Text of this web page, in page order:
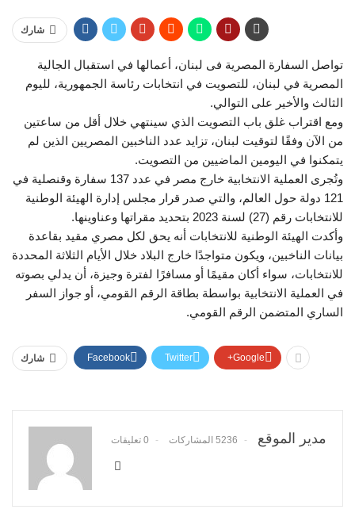
شارك
تواصل السفارة المصرية فى لبنان، أعمالها في استقبال الجالية
المصرية في لبنان، للتصويت في انتخابات رئاسة الجمهورية، لليوم
الثالث والأخير على التوالي.
ومع اقتراب غلق باب التصويت الذي سينتهي خلال أقل من ساعتين
من الآن وفقًا لتوقيت لبنان، تزايد عدد الناخبين المصريين الذين لم
يتمكنوا في اليومين الماضيين من التصويت.
وتُجرى العملية الانتخابية خارج مصر في عدد 137 سفارة وقنصلية في
121 دولة حول العالم، والتي صدر قرار مجلس إدارة الهيئة الوطنية
للانتخابات رقم (27) لسنة 2023 بتحديد مقراتها وعناوينها.
وأكدت الهيئة الوطنية للانتخابات أنه يحق لكل مصري مقيد بقاعدة
بيانات الناخبين، ويكون متواجدًا خارج البلاد خلال الأيام الثلاثة المحددة
للانتخابات، سواء أكان مقيمًا أو مسافرًا لفترة وجيزة، أن يدلي بصوته
في العملية الانتخابية بواسطة بطاقة الرقم القومي، أو جواز السفر
الساري المتضمن الرقم القومي.
شارك Facebook Twitter Google+
مدير الموقع 5236 المشاركات 0 تعليقات